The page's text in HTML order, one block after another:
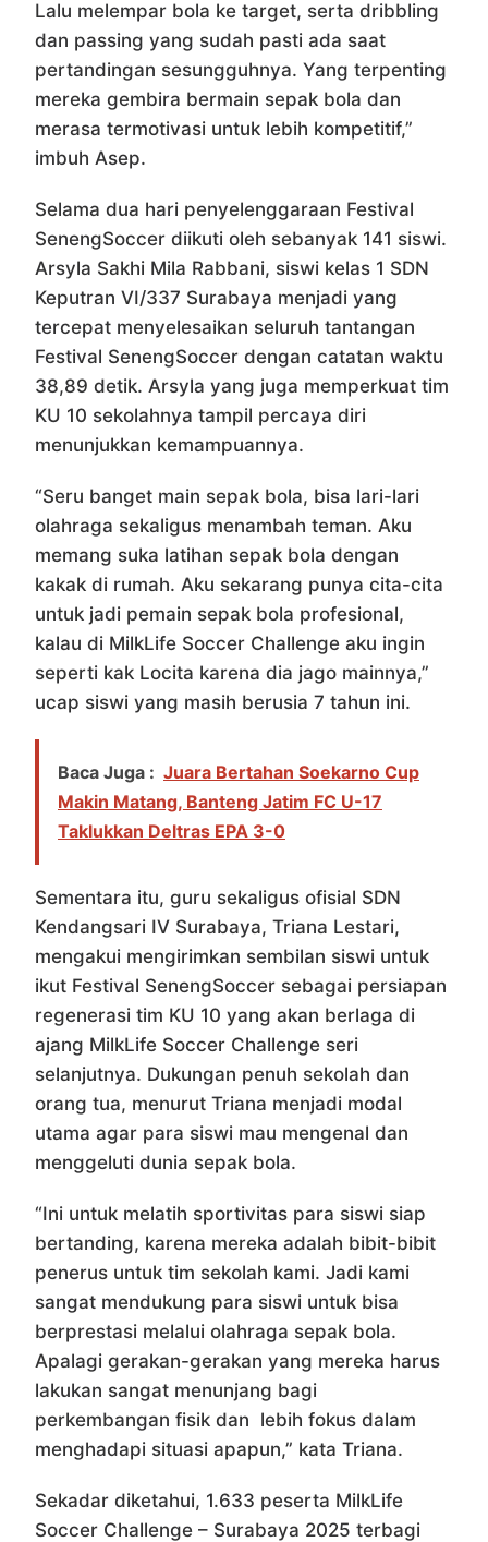
Lalu melempar bola ke target, serta dribbling
dan passing yang sudah pasti ada saat
pertandingan sesungguhnya. Yang terpenting
mereka gembira bermain sepak bola dan
merasa termotivasi untuk lebih kompetitif,”
imbuh Asep.
Selama dua hari penyelenggaraan Festival
SenengSoccer diikuti oleh sebanyak 141 siswi.
Arsyla Sakhi Mila Rabbani, siswi kelas 1 SDN
Keputran VI/337 Surabaya menjadi yang
tercepat menyelesaikan seluruh tantangan
Festival SenengSoccer dengan catatan waktu
38,89 detik. Arsyla yang juga memperkuat tim
KU 10 sekolahnya tampil percaya diri
menunjukkan kemampuannya.
“Seru banget main sepak bola, bisa lari-lari
olahraga sekaligus menambah teman. Aku
memang suka latihan sepak bola dengan
kakak di rumah. Aku sekarang punya cita-cita
untuk jadi pemain sepak bola profesional,
kalau di MilkLife Soccer Challenge aku ingin
seperti kak Locita karena dia jago mainnya,”
ucap siswi yang masih berusia 7 tahun ini.
Baca Juga : Juara Bertahan Soekarno Cup
Makin Matang, Banteng Jatim FC U-17
Taklukkan Deltras EPA 3-0
Sementara itu, guru sekaligus ofisial SDN
Kendangsari IV Surabaya, Triana Lestari,
mengakui mengirimkan sembilan siswi untuk
ikut Festival SenengSoccer sebagai persiapan
regenerasi tim KU 10 yang akan berlaga di
ajang MilkLife Soccer Challenge seri
selanjutnya. Dukungan penuh sekolah dan
orang tua, menurut Triana menjadi modal
utama agar para siswi mau mengenal dan
menggeluti dunia sepak bola.
“Ini untuk melatih sportivitas para siswi siap
bertanding, karena mereka adalah bibit-bibit
penerus untuk tim sekolah kami. Jadi kami
sangat mendukung para siswi untuk bisa
berprestasi melalui olahraga sepak bola.
Apalagi gerakan-gerakan yang mereka harus
lakukan sangat menunjang bagi
perkembangan fisik dan lebih fokus dalam
menghadapi situasi apapun,” kata Triana.
Sekadar diketahui, 1.633 peserta MilkLife
Soccer Challenge – Surabaya 2025 terbagi